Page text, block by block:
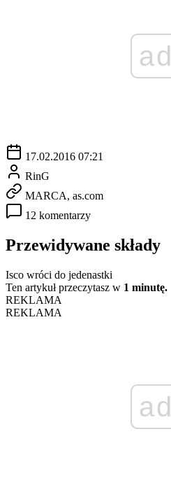
ad
17.02.2016 07:21
RinG
MARCA, as.com
12 komentarzy
Przewidywane składy
Isco wróci do jedenastki
Ten artykuł przeczytasz w 1 minutę.
REKLAMA
REKLAMA
ad